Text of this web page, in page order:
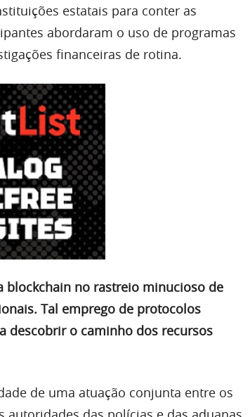
estatais para conter as
abordaram o uso de programas
financeiras de rotina.
blockchain no rastreio minucioso de
Tal emprego de protocolos
descobrir o caminho dos recursos
de uma atuação conjunta entre os